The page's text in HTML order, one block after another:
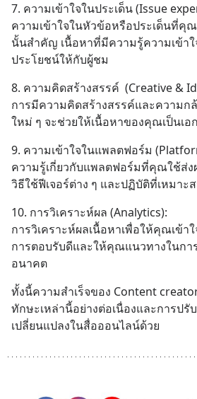
7. ความเข้าใจในประเด็น (Issue
ความเข้าใจในหัวข้อหรือประเด็นที่คุณ
นั้นสำคัญ เนื้อหาที่มีความรู้ความเข้าใ
ประโยชน์ให้กับผู้ชม
8. ความคิดสร้างสรรค์  (Creative &
การมีความคิดสร้างสรรค์และความก
ใหม่ ๆ จะช่วยให้เนื้อหาของคุณเป็นเ
9. ความเข้าใจในแพลตฟอร์ม
ความรู้เกี่ยวกับแพลตฟอร์มที่คุณใช้ส่
วิธีใช้ฟีเจอร์ต่าง ๆ และปฏิบัติที่เหมา
10. การวิเคราะห์ผล (Analytics):
การวิเคราะห์ผลเนื้อหาเพื่อให้คุณเข้า
การตอบรับดีและให้คุณแนวทางในกา
อนาคต
ทั้งนี้ความสำเร็จของ Content
ทักษะเหล่านี้อย่างต่อเนื่องและการปรั
เปลี่ยนแปลงในสื่อออนไลน์ด้วย